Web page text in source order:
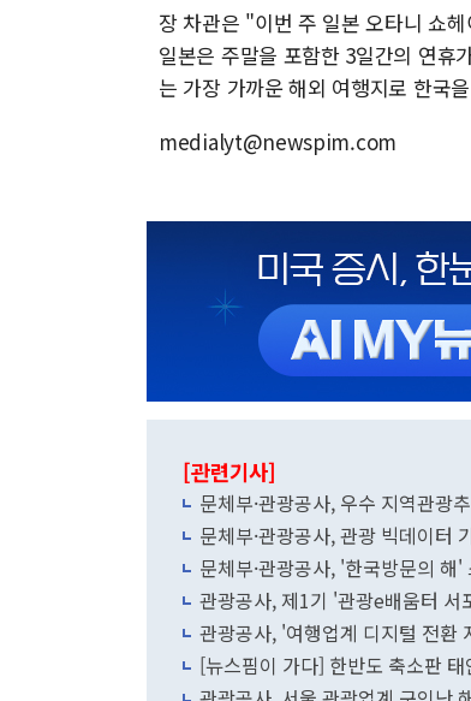
장 차관은 "이번 주 일본 오타니 쇼
일본은 주말을 포함한 3일간의 연휴
는 가장 가까운 해외 여행지로 한국
medialyt@newspim.com
[관련기사]
문체부·관광공사, 우수 지역관광
문체부·관광공사, 관광 빅데이터
문체부·관광공사, '한국방문의
관광공사, 제1기 '관광e배움터 서
관광공사, '여행업계 디지털 전
[뉴스핌이 가다] 한반도 축소판